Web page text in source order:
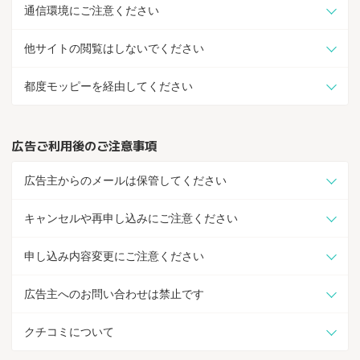
通信環境にご注意ください
他サイトの閲覧はしないでください
都度モッピーを経由してください
広告ご利用後のご注意事項
広告主からのメールは保管してください
キャンセルや再申し込みにご注意ください
申し込み内容変更にご注意ください
広告主へのお問い合わせは禁止です
クチコミについて